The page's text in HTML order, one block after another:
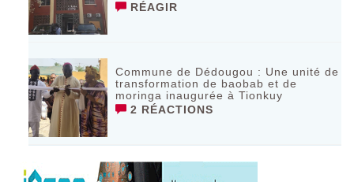
RÉAGIR
Commune de Dédougou : Une unité de
transformation de baobab et de
moringa inaugurée à Tionkuy
2 RÉACTIONS